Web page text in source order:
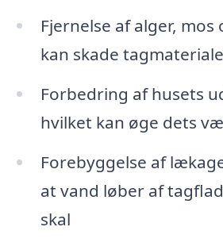
Fjernelse af alger, mos
kan skade
Forbedring af husets
hvilket kan øge dets
Forebyggelse af
at vand løber af
skal